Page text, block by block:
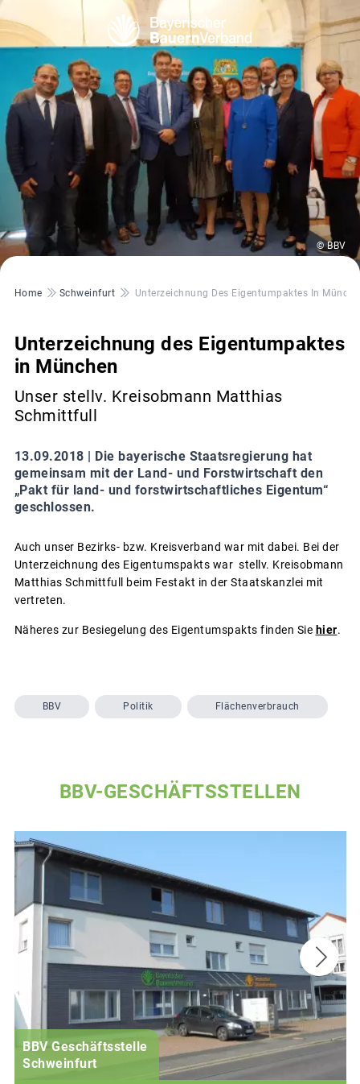
© BBV
Pfadnavigation
Home Schweinfurt Unterzeichnung Des Eigentumpaktes In
Unterzeichnung des Eigentumpaktes
in München
Unser stellv. Kreisobmann Matthias
Schmittfull
13.09.2018 | Die bayerische Staatsregierung hat
gemeinsam mit der Land- und Forstwirtschaft den
„Pakt für land- und forstwirtschaftliches Eigentum“
geschlossen.
Auch unser Bezirks- bzw. Kreisverband war mit dabei. Bei der
Unterzeichnung des Eigentumspakts war stellv. Kreisobmann
Matthias Schmittfull beim Festakt in der Staatskanzlei mit
vertreten.
Näheres zur Besiegelung des Eigentumspakts finden Sie hier.
BBV Politik Flächenverbrauch
BBV-GESCHÄFTSSTELLEN
BBV Geschäftsstelle
Schweinfurt